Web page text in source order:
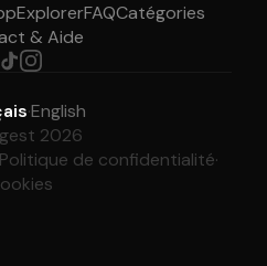
ExplorerFAQCatégories
& Aide
·English
2026
Politique de confidentialité·